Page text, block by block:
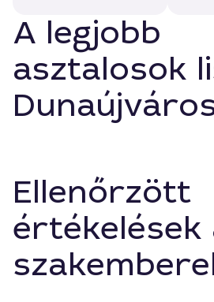
A legjobb
asztalosok
Ellenőrzött
értékelések